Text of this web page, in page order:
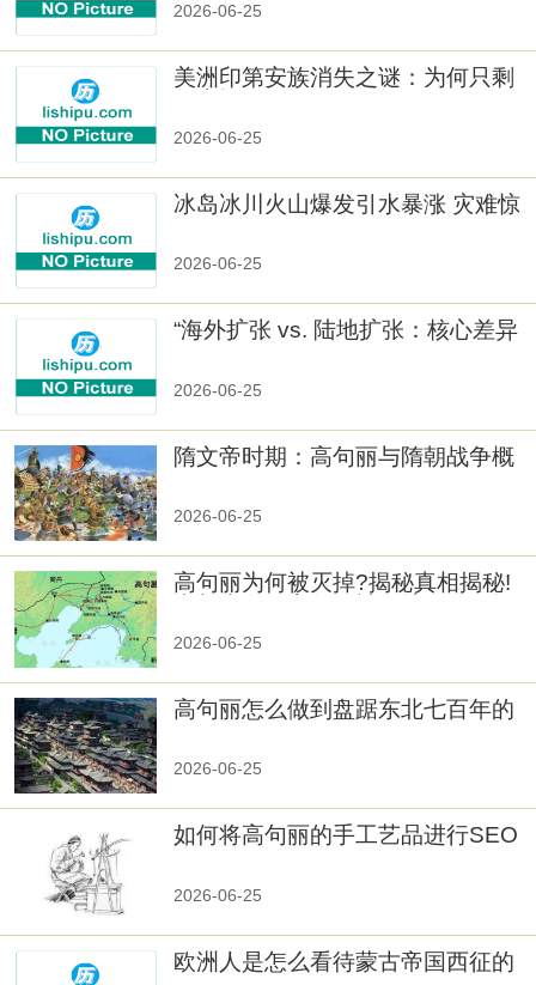
2026-06-25
美洲印第安族消失之谜：为何只剩
2026-06-25
冰岛冰川火山爆发引水暴涨 灾难惊
2026-06-25
“海外扩张 vs. 陆地扩张：核心差异
2026-06-25
隋文帝时期：高句丽与隋朝战争概
2026-06-25
高句丽为何被灭掉?揭秘真相揭秘!
2026-06-25
高句丽怎么做到盘踞东北七百年的
2026-06-25
如何将高句丽的手工艺品进行SEO
2026-06-25
欧洲人是怎么看待蒙古帝国西征的